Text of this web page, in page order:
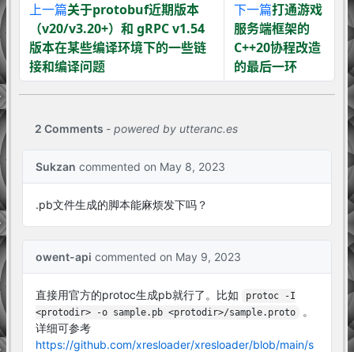
上一篇关于protobuf近期版本
（v20/v3.20+）和 gRPC v1.54
版本在某些编译环境下的一些链
接和编译问题
下一篇打通游戏
服务端框架的
C++20协程改造
的最后一环